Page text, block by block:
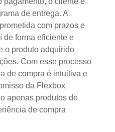
de entrega. A
com prazos e
de forma eficiente e
o produto adquirido
Com esse processo
de compra é intuitiva e
da Flexbox
apenas produtos de
de compra